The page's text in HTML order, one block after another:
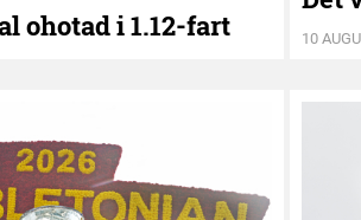
ohotad i 1.12-fart 10